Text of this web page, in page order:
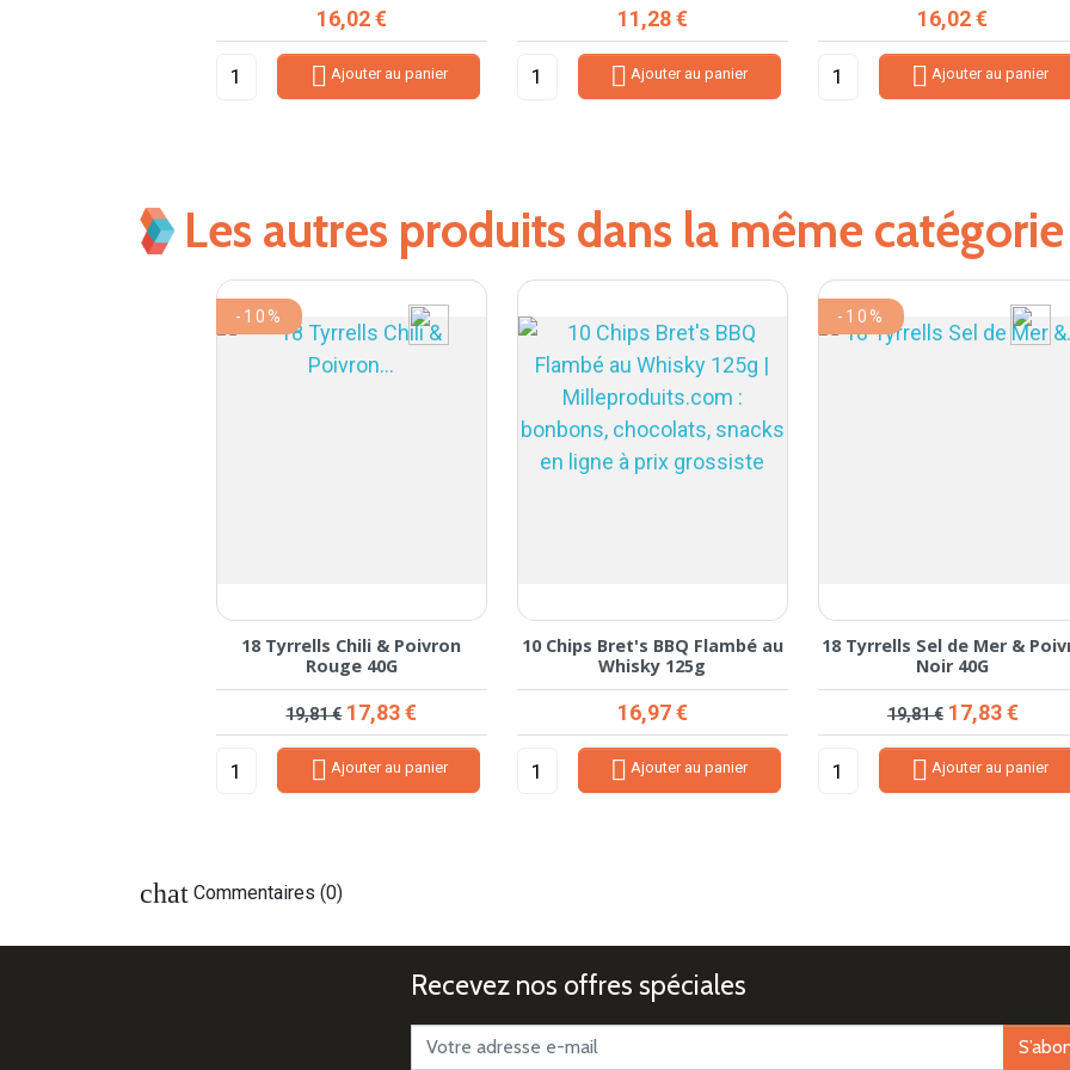
Prix
16,02 €
 Ajouter au panier
Prix
11,28 €
 Ajouter au panier
Prix
16,02 €
 Ajouter au panier
Les autres produits dans la même catégorie
18 Tyrrells Chili & Poivron
Rouge 40G
Prix de base
19,81 € Prix
17,83 €
 Ajouter au panier
-10%
10 Chips Bret's BBQ Flambé au
Whisky 125g
Prix
16,97 €
 Ajouter au panier
18 Tyrrells Sel de Mer &
Noir 40G
Prix de base
19,81 € Prix
17,83 €
 Ajouter au panier
-10%
chat Commentaires (0)
Recevez nos offres spéciales